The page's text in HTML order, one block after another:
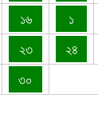
১৬ ১
২৩ ২৪
৩০